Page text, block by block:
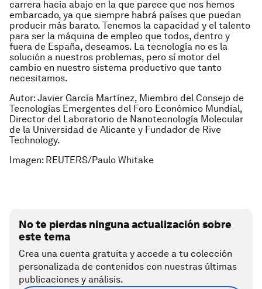
carrera hacia abajo en la que parece que nos hemos
embarcado, ya que siempre habrá países que puedan
producir más barato. Tenemos la capacidad y el talento
para ser la máquina de empleo que todos, dentro y
fuera de España, deseamos. La tecnología no es la
solución a nuestros problemas, pero sí motor del
cambio en nuestro sistema productivo que tanto
necesitamos.
Autor: Javier García Martínez, Miembro del Consejo de
Tecnologías Emergentes del Foro Económico Mundial,
Director del Laboratorio de Nanotecnología Molecular
de la Universidad de Alicante y Fundador de Rive
Technology.
Imagen: REUTERS/Paulo Whitake
No te pierdas ninguna actualización sobre
este tema
Crea una cuenta gratuita y accede a tu colección
personalizada de contenidos con nuestras últimas
publicaciones y análisis.